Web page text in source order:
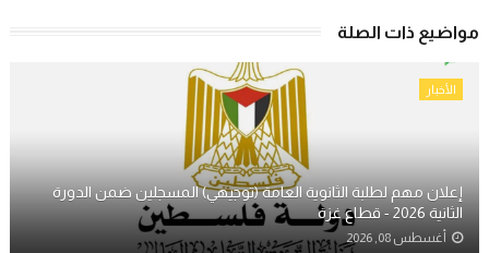
مواضيع ذات الصلة
الأخبار
إعلان مهم لطلبة الثانوية العامة (توجيهي) المسجلين ضمن الدورة
الثانية 2026 - قطاع غزة
أغسطس 08, 2026